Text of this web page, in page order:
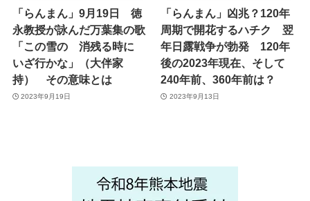
「らんまん」9月19日 徳
永教授が詠んだ万葉集の歌
「この雪の 消残る時に
いざ行かな」（大伴家
持） その意味とは
2023年9月19日
「らんまん」凶兆？120年
周期で開花するハチク 翌
年日露戦争が勃発 120年
後の2023年現在、そして
240年前、360年前は？
2023年9月13日